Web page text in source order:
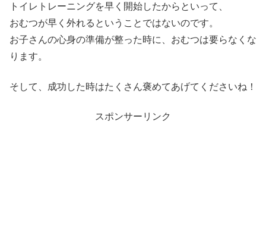
トイレトレーニングを早く開始したからといって、
おむつが早く外れるということではないのです。
お子さんの心身の準備が整った時に、おむつは要らなくな
ります。
そして、成功した時はたくさん褒めてあげてくださいね！
スポンサーリンク